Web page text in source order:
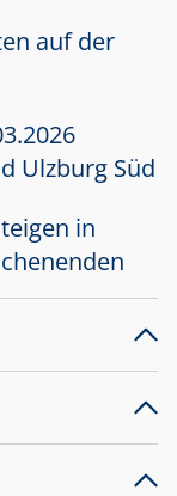
auf der
Ulzburg Süd
in
am
in